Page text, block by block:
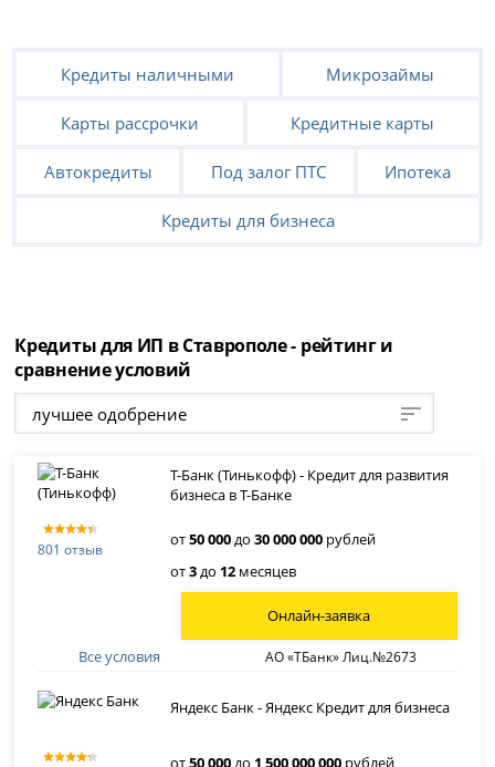
Кредиты наличными Микрозаймы
Карты рассрочки Кредитные карты
Автокредиты Под залог ПТС Ипотека
Кредиты для бизнеса
Кредиты для ИП в Ставрополе - рейтинг и
сравнение условий
лучшее одобрение
801 отзыв
Т-Банк (Тинькофф) - Кредит для развития
бизнеса в Т-Банке
от50 000до30 000 000 рублей
от3до 12 месяцев
Все условия АО «ТБанк» Лиц.№2673
Онлайн-заявка
Яндекс Банк - Яндекс Кредит для бизнеса
от50 000 до 1 500 000 000 рублей